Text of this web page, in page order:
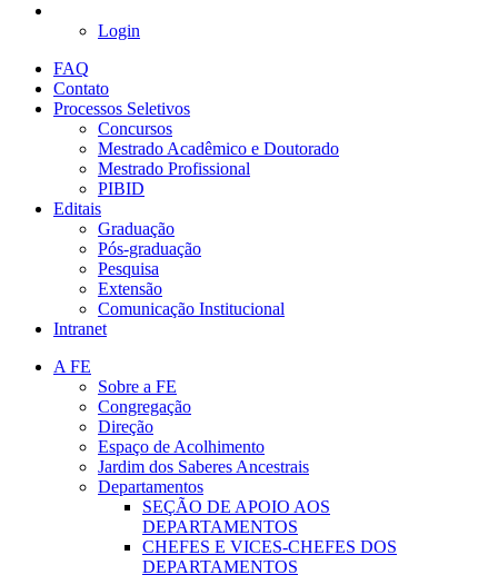
Login
FAQ
Contato
Processos Seletivos
Concursos
Mestrado Acadêmico e Doutorado
Mestrado Profissional
PIBID
Editais
Graduação
Pós-graduação
Pesquisa
Extensão
Comunicação Institucional
Intranet
A FE
Sobre a FE
Congregação
Direção
Espaço de Acolhimento
Jardim dos Saberes Ancestrais
Departamentos
SEÇÃO DE APOIO AOS
DEPARTAMENTOS
CHEFES E VICES-CHEFES DOS
DEPARTAMENTOS